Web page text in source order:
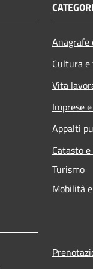
Cultura
Vita
Imprese
Appalti
Catasto
Turismo
Mobilità